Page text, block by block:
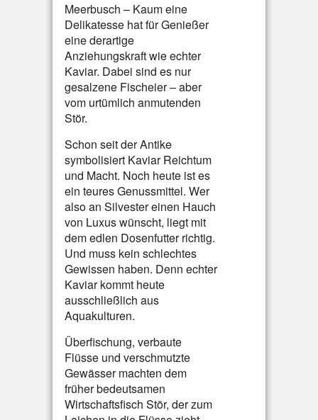
Meerbusch – Kaum eine
Delikatesse hat für Genießer
eine derartige
Anziehungskraft wie echter
Kaviar. Dabei sind es nur
gesalzene Fischeier – aber
vom urtümlich anmutenden
Stör.
Schon seit der Antike
symbolisiert Kaviar Reichtum
und Macht. Noch heute ist es
ein teures Genussmittel. Wer
also an Silvester einen Hauch
von Luxus wünscht, liegt mit
dem edlen Dosenfutter richtig.
Und muss kein schlechtes
Gewissen haben. Denn echter
Kaviar kommt heute
ausschließlich aus
Aquakulturen.
Überfischung, verbaute
Flüsse und verschmutzte
Gewässer machten dem
früher bedeutsamen
Wirtschaftsfisch Stör, der zum